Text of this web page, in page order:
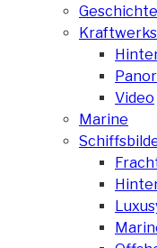
Geschichte
Video
Marine